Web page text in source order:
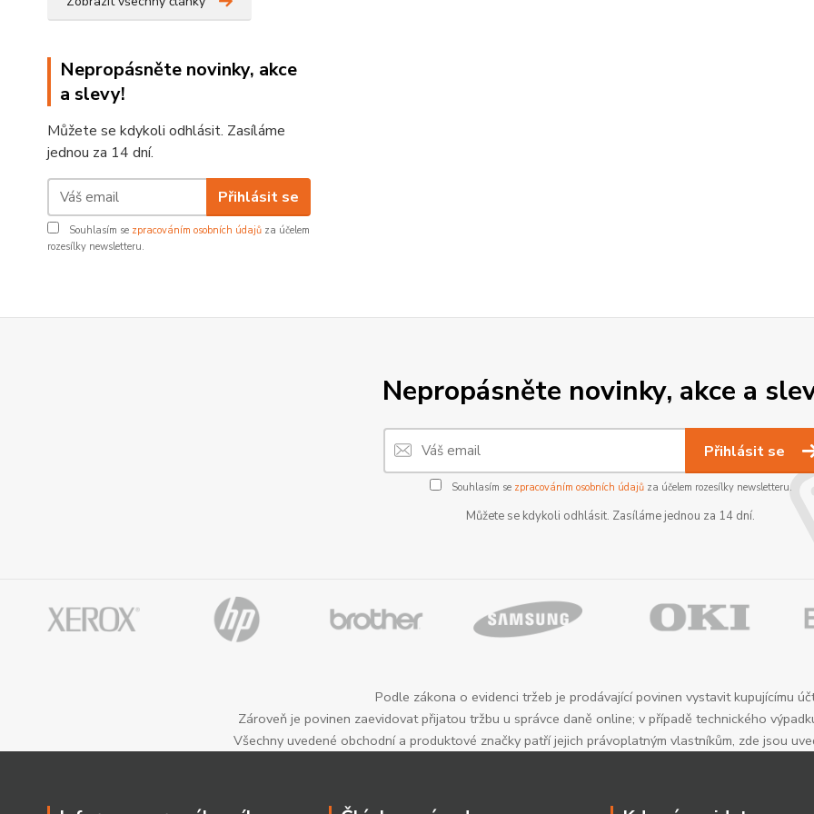
Nepropásněte novinky, akce
a slevy!
Můžete se kdykoli odhlásit. Zasíláme
jednou za 14 dní.
Přihlásit se
Souhlasím se zpracováním osobních údajů za účelem
rozesílky newsletteru.
Nepropásněte novinky, akce a
Přihlásit se
Souhlasím se zpracováním osobních údajůza účelem rozesílky newsletteru.
Můžete se kdykoli odhlásit. Zasíláme jednou za 14 dní.
Podle zákona o evidenci tržeb je prodávající povinen vystavit kupujícímu
Zároveň je povinen zaevidovat přijatou tržbu u správce daně online; v případě technického
Všechny uvedené obchodní a produktové značky patří jejich právoplatným vlastníkům, zde jsou